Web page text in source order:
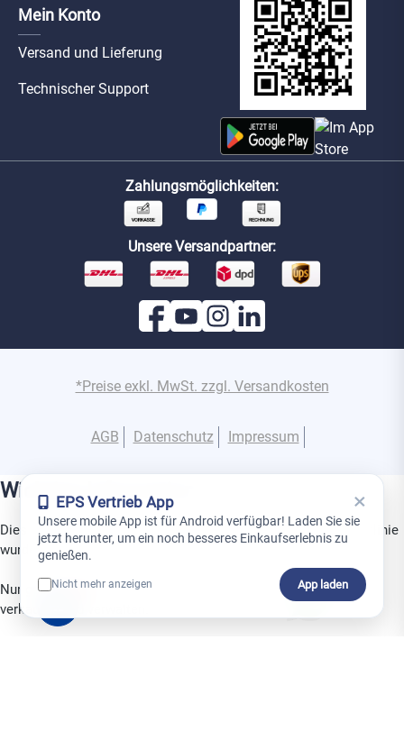
Mein Konto
Versand und Lieferung
Technischer Support
Zahlungsmöglichkeiten:
Unsere Versandpartner:
*Preise exkl. MwSt. zzgl. Versandkosten
AGB Datenschutz Impressum
Wichtige Information
Dies ist ein Gerät aus der Superior-Produktlinie. Diese Produktlinie
wurde speziell für den Einsatz in Projekten entwickelt.
Nur geschulte Partner dürfen Superior-Produkte installieren,
verkaufen und verwalten.
EPS Vertrieb App ×
Unsere mobile App ist für Android verfügbar! Laden Sie sie
jetzt herunter, um ein noch besseres Einkaufserlebnis zu
genießen.
Nicht mehr anzeigen App laden